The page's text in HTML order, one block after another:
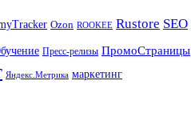
Ozon ROOKEE Rustore SEO
Пресс-релизы ПромоСтраницы
Яндекс.Метрика маркетинг